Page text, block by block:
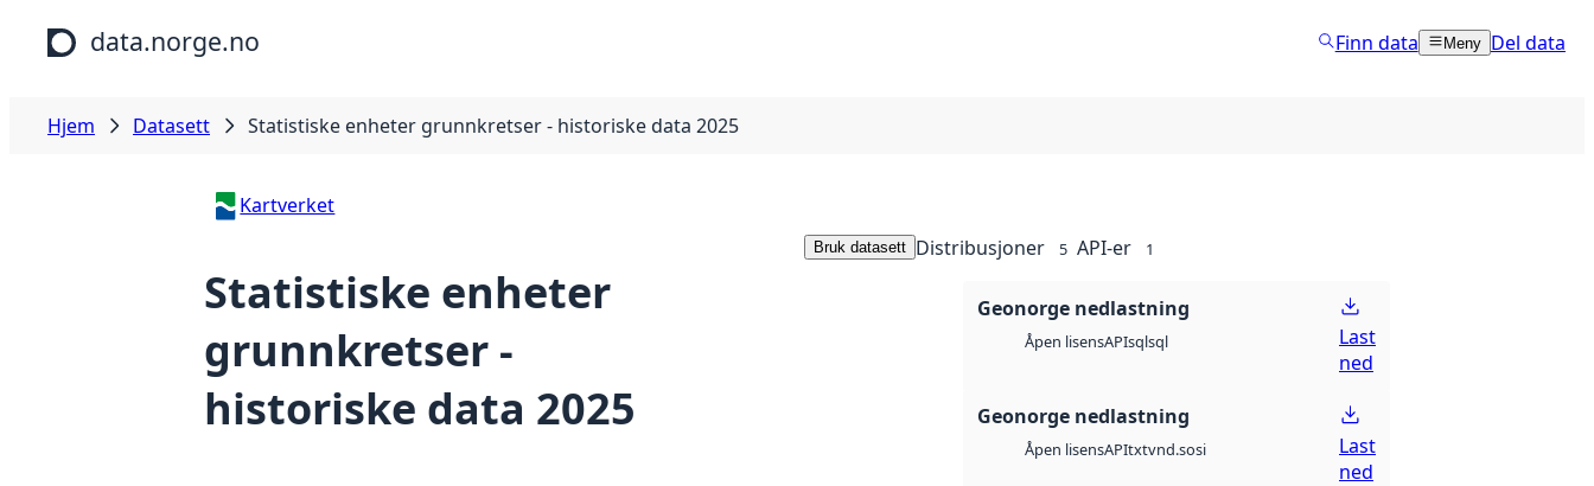
Hopp til hovedinnhold
data.norge.no Finn data Meny Del data
Hjem Datasett Statistiske enheter grunnkretser - historiske data 2025
Kartverket
Statistiske enheter
grunnkretser -
historiske data 2025
Bruk datasett Distribusjoner 5 API-er 1
Geonorge nedlastning
Åpen lisensAPIsqlsql
Last
ned
Geonorge nedlastning
Åpen lisensAPItxtvnd.sosi
Last
ned